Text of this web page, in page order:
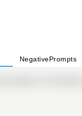
NegativePrompts